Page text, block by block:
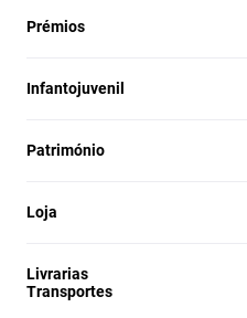
Prémios
Infantojuvenil
Património
Loja
Livrarias
Transportes